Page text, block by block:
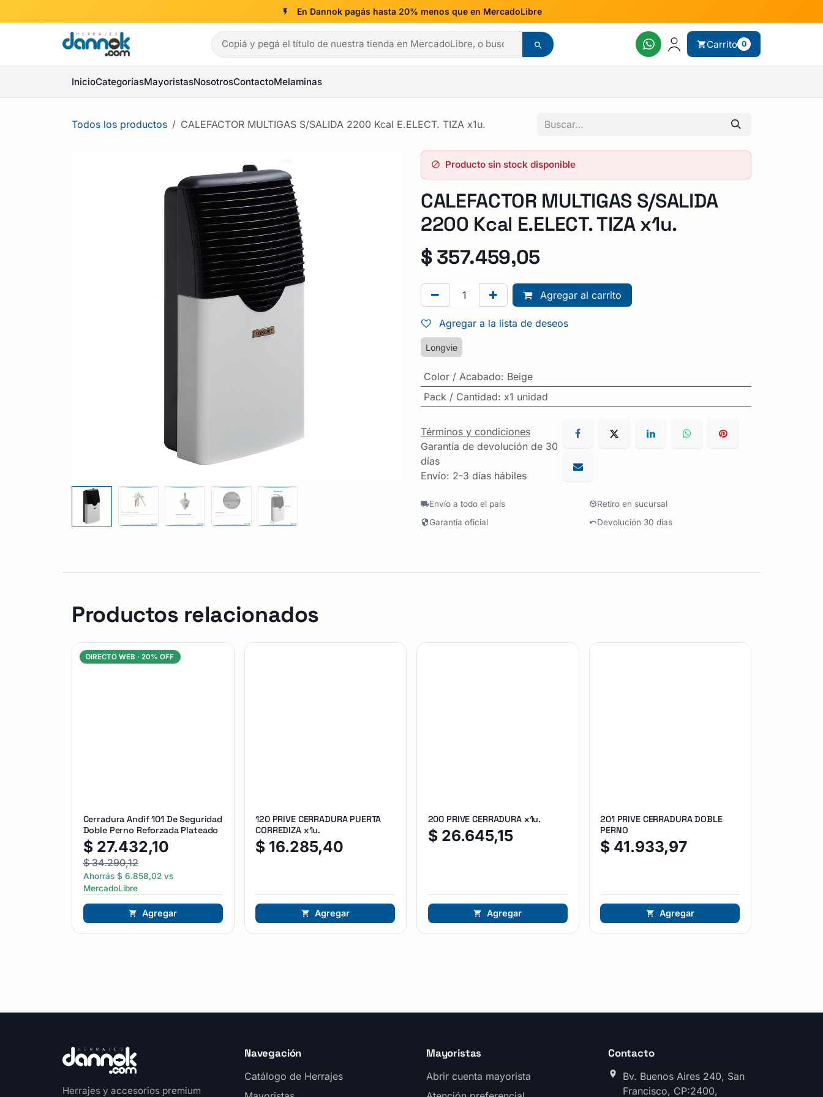
En Dannok pagás hasta 20% menos que en MercadoLibre
Carrito 0
InicioCategoríasMayoristasNosotrosContactoMelaminas
Todos los productos CALEFACTOR MULTIGAS S/SALIDA 2200 Kcal E.ELECT. TIZA x1u.
Producto sin stock disponible
CALEFACTOR MULTIGAS S/SALIDA
2200 Kcal E.ELECT. TIZA x1u.
$ 357.459,05
Agregar al carrito
Agregar a la lista de deseos
Longvie
Color / Acabado: Beige
Pack / Cantidad: x1 unidad
Términos y condiciones
Garantía de devolución de 30
días
Envío: 2-3 días hábiles
Envío a todo el país
Retiro en sucursal
Garantía oficial
Devolución 30 días
Productos relacionados
DIRECTO WEB ·20% OFF
Cerradura Andif 101 De Seguridad
Doble Perno Reforzada Plateado
$ 27.432,10
$34.290,12
Ahorrás $ 6.858,02vs
MercadoLibre
Agregar
120 PRIVE CERRADURA PUERTA
CORREDIZA x1u.
$ 16.285,40
Agregar
200 PRIVE CERRADURA x1u.
$ 26.645,15
Agregar
201 PRIVE CERRADURA DOBLE
PERNO
$ 41.933,97
Agregar
Herrajes y accesorios premium
Navegación
Catálogo de Herrajes
Mayoristas
Abrir cuenta mayorista
Contacto
Bv. Buenos Aires 240, San
Francisco, CP:2400,